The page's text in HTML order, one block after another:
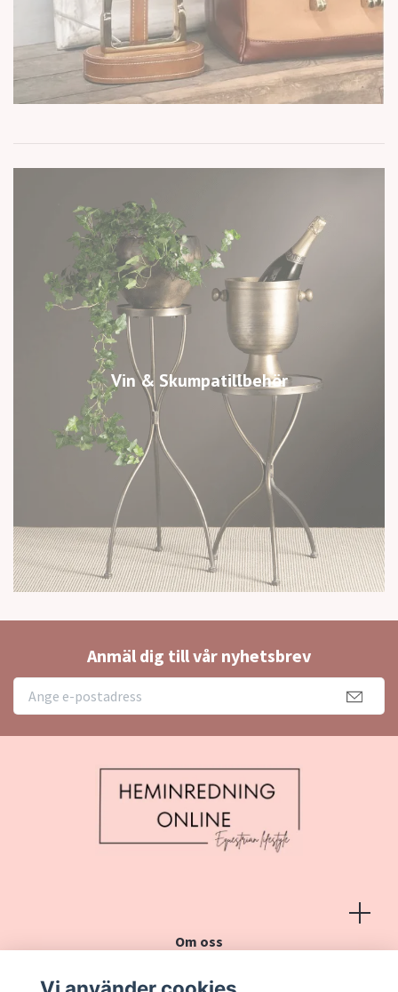
Vin & Skumpatillbehör
Anmäl dig till vår nyhetsbrev
Om oss